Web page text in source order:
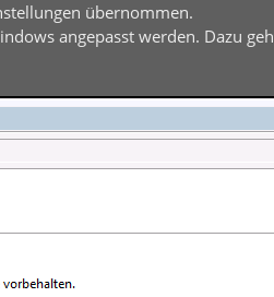
übernommen.
angepasst werden. Dazu